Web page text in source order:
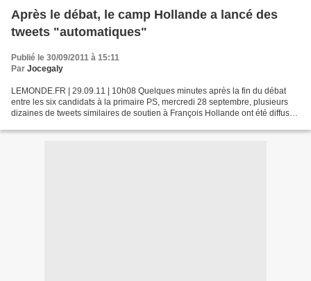
Après le débat, le camp Hollande a lancé des
tweets "automatiques"
Publié le 30/09/2011 à 15:11
Par Jocegaly
LEMONDE.FR | 29.09.11 | 10h08 Quelques minutes après la fin du débat
entre les six candidats à la primaire PS, mercredi 28 septembre, plusieurs
dizaines de tweets similaires de soutien à François Hollande ont été diffusés